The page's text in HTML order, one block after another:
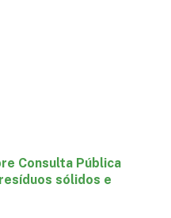
Consulta Pública
sólidos e